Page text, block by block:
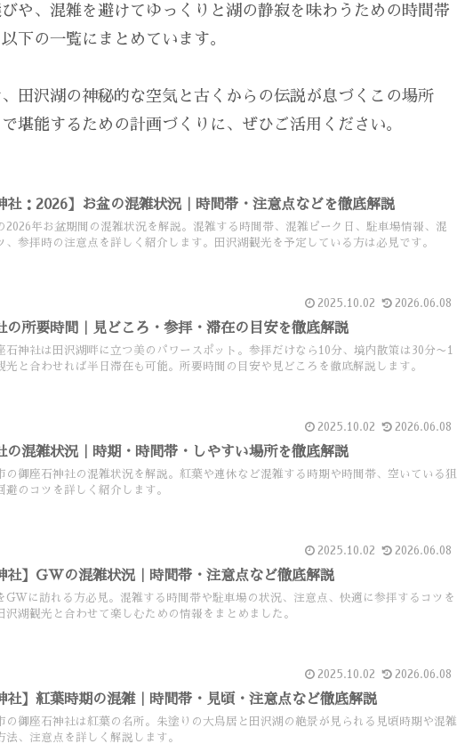
や、混雑を避けてゆっくりと湖の静寂を味わうための時間帯
下の一覧にまとめています。
田沢湖の神秘的な空気と古くからの伝説が息づくこの場所
堪能するための計画づくりに、ぜひご活用ください。
社：2026】お盆の混雑状況｜時間帯・注意点などを徹底解説
2026年お盆期間の混雑状況を解説。混雑する時間帯、混雑ピーク日、駐車場情報、混
、参拝時の注意点を詳しく紹介します。田沢湖観光を予定している方は必見です。
2025.10.02 2026.06.08
の所要時間｜見どころ・参拝・滞在の目安を徹底解説
石神社は田沢湖畔に立つ美のパワースポット。参拝だけなら10分、境内散策は30分〜1
光と合わせれば半日滞在も可能。所要時間の目安や見どころを徹底解説します。
2025.10.02 2026.06.08
の混雑状況｜時期・時間帯・しやすい場所を徹底解説
の御座石神社の混雑状況を解説。紅葉や連休など混雑する時期や時間帯、空いている狙
避のコツを詳しく紹介します。
2025.10.02 2026.06.08
社】GWの混雑状況｜時間帯・注意点など徹底解説
GWに訪れる方必見。混雑する時間帯や駐車場の状況、注意点、快適に参拝するコツを
沢湖観光と合わせて楽しむための情報をまとめました。
2025.10.02 2026.06.08
社】紅葉時期の混雑｜時間帯・見頃・注意点など徹底解説
の御座石神社は紅葉の名所。朱塗りの大鳥居と田沢湖の絶景が見られる見頃時期や混雑
法、注意点を詳しく解説します。